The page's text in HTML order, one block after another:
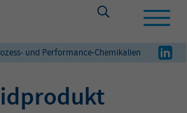
und Performance-Chemikalien